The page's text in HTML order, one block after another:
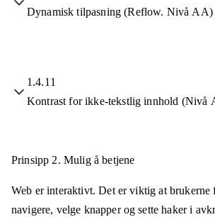
Dynamisk tilpasning (Reflow. Nivå AA)
1.4.11
Kontrast for ikke-tekstlig innhold (Nivå
Prinsipp 2. Mulig å betjene
Web er interaktivt. Det er viktig at brukerne
navigere, velge knapper og sette haker i